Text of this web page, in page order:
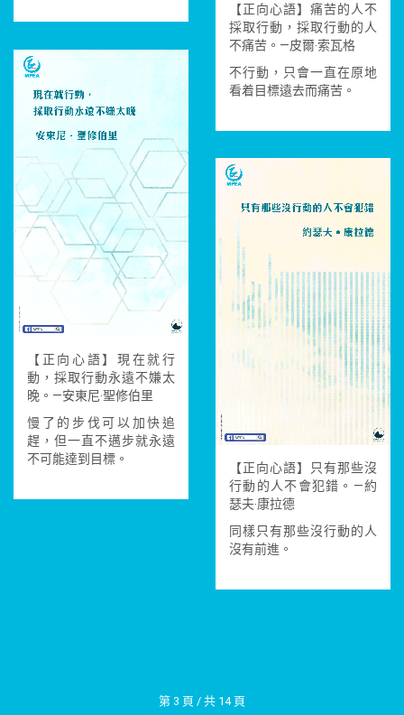
【正向心語】痛苦的人不
採取行動，採取行動的人
不痛苦。—皮爾‧索瓦格
不行動，只會一直在原地
看着目標遠去而痛苦。
【正向心語】現在就行
動，採取行動永遠不嫌太
晚。—安東尼‧聖修伯里
慢了的步伐可以加快追
趕，但一直不邁步就永遠
不可能達到目標。
【正向心語】只有那些沒
行動的人不會犯錯。—約
瑟夫‧康拉德
同樣只有那些沒行動的人
沒有前進。
第 3 頁 / 共 14 頁